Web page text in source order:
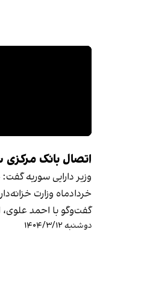
اتصال بانک
وزیر دارایی سوریه
خردادماه وزارت
گفت‌وگو با احمد علوی،
دوشنبه ۱۴۰۴/۳/۱۲